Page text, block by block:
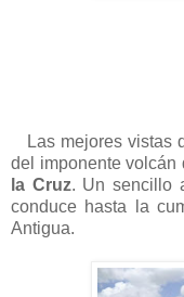
Las mejores vistas
del imponente volcán
la Cruz. Un sencillo
conduce hasta la
Antigua.